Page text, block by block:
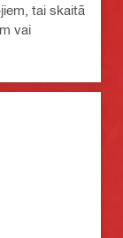
tai skaitā
vai